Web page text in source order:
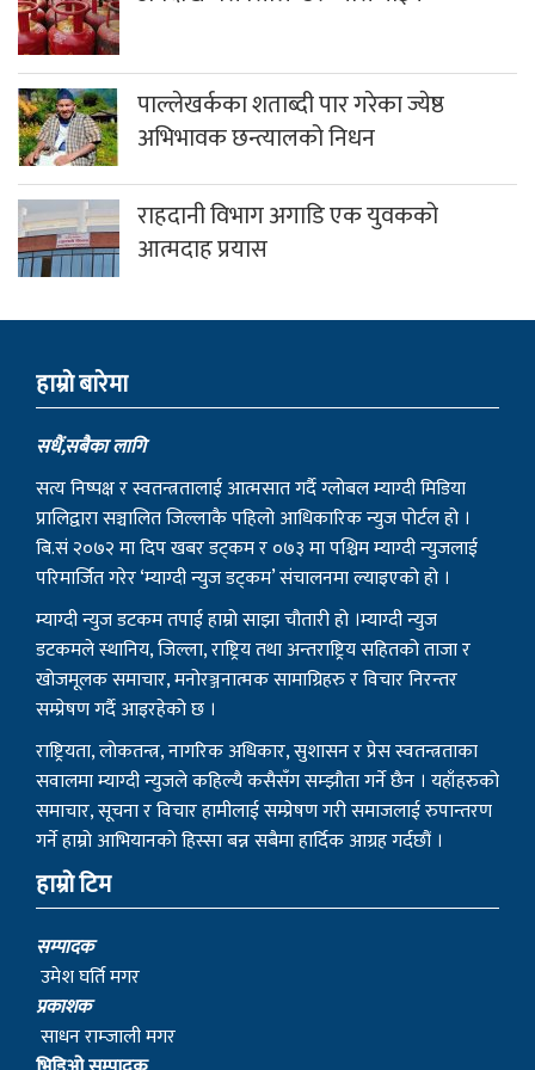
पाल्लेखर्कका शताब्दी पार गरेका ज्येष्ठ
अभिभावक छन्त्यालको निधन
राहदानी विभाग अगाडि एक युवकको
आत्मदाह प्रयास
हाम्राे बारेमा
सधैं,सबैका लागि
सत्य निष्पक्ष र स्वतन्त्रतालाई आत्मसात गर्दै ग्लोबल म्याग्दी मिडिया
प्रालिद्वारा सञ्चालित जिल्लाकै पहिलो आधिकारिक न्युज पोर्टल हो ।
बि.सं २०७२ मा दिप खबर डट्कम र ०७३ मा पश्चिम म्याग्दी न्युजलाई
परिमार्जित गरेर ‘म्याग्दी न्युज डट्कम’ संचालनमा ल्याइएको हो ।
म्याग्दी न्युज डटकम तपाई हाम्रो साझा चौतारी हो ।म्याग्दी न्युज
डटकमले स्थानिय, जिल्ला, राष्ट्रिय तथा अन्तराष्ट्रिय सहितको ताजा र
खोजमूलक समाचार, मनोरञ्जनात्मक सामाग्रिहरु र विचार निरन्तर
सम्प्रेषण गर्दै आइरहेको छ ।
राष्ट्रियता, लोकतन्त्र, नागरिक अधिकार, सुशासन र प्रेस स्वतन्त्रताका
सवालमा म्याग्दी न्युजले कहिल्यै कसैसँग सम्झौता गर्ने छैन । यहाँहरुको
समाचार, सूचना र विचार हामीलाई सम्प्रेषण गरी समाजलाई रुपान्तरण
गर्ने हाम्रो आभियानको हिस्सा बन्न सबैमा हार्दिक आग्रह गर्दछौं ।
हाम्रो टिम
सम्पादक
उमेश घर्ति मगर
प्रकाशक
साधन राम्जाली मगर